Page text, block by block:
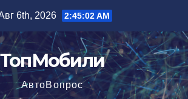
6th, 2026 2:45:03 AM
ТопМобили
АвтоВопрос